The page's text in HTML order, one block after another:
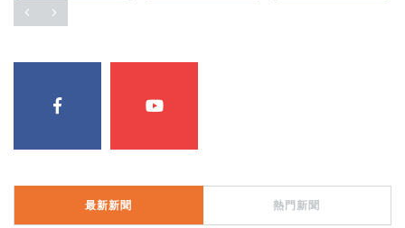
最新新聞 熱門新聞